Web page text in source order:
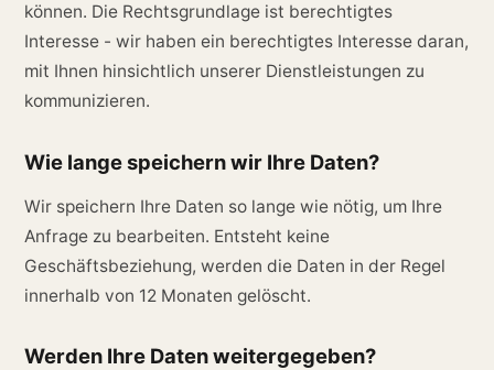
können. Die Rechtsgrundlage ist berechtigtes
Interesse - wir haben ein berechtigtes Interesse daran,
mit Ihnen hinsichtlich unserer Dienstleistungen zu
kommunizieren.
Wie lange speichern wir Ihre Daten?
Wir speichern Ihre Daten so lange wie nötig, um Ihre
Anfrage zu bearbeiten. Entsteht keine
Geschäftsbeziehung, werden die Daten in der Regel
innerhalb von 12 Monaten gelöscht.
Werden Ihre Daten weitergegeben?